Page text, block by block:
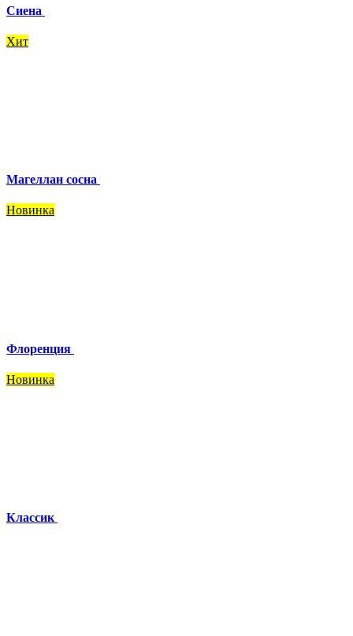
Сиена
Хит
Магеллан сосна
Новинка
Флоренция
Новинка
Классик